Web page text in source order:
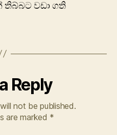
වඩා ගති
Reply
not be published.
are marked *